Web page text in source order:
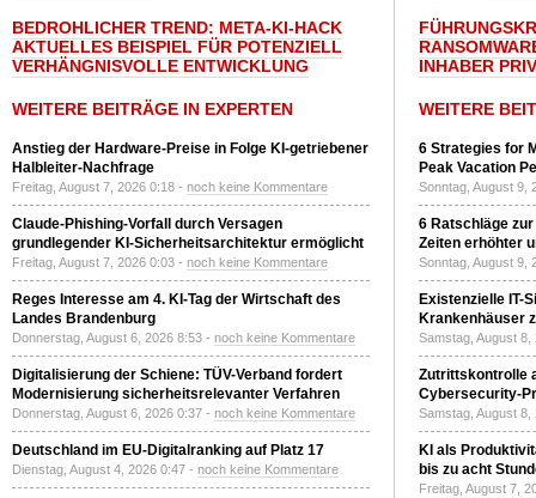
BEDROHLICHER TREND: META-KI-HACK
AKTUELLES BEISPIEL FÜR POTENZIELL
VERHÄNGNISVOLLE ENTWICKLUNG
WEITERE BEITRÄGE IN EXPERTEN
Anstieg der Hardware-Preise in Folge KI-getriebener
Halbleiter-Nachfrage
Freitag, August 7, 2026 0:18 - noch keine Kommentare
Claude-Phishing-Vorfall durch Versagen
grundlegender KI-Sicherheitsarchitektur ermöglicht
Freitag, August 7, 2026 0:03 - noch keine Kommentare
Reges Interesse am 4. KI-Tag der Wirtschaft des
Landes Brandenburg
Donnerstag, August 6, 2026 8:53 - noch keine Kommentare
Digitalisierung der Schiene: TÜV-Verband fordert
Modernisierung sicherheitsrelevanter Verfahren
Donnerstag, August 6, 2026 0:37 - noch keine Kommentare
Deutschland im EU-Digitalranking auf Platz 17
Dienstag, August 4, 2026 0:47 - noch keine Kommentare
INHABER
WEITERE
6 Strategies for
Peak Vacation
Sonntag, August 9,
6 Ratschläge
Zeiten erhöhter
Sonntag, August 9,
Existenzielle IT-
Krankenhäuser
Samstag, August
Zutrittskontrolle
Cybersecurity-
Samstag, August
KI als
bis zu acht
Freitag, August 7,